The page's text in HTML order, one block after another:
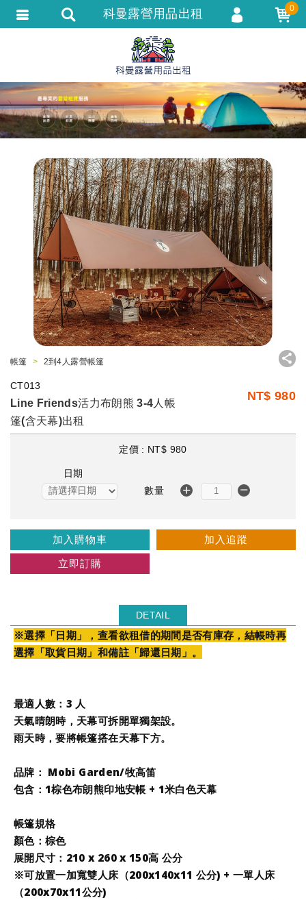
帳篷 2到4人露營帳篷
CT013
Line Friends活力布朗熊 3-4人帳
篷(含天幕)出租
NT$ 980
定價 : NT$ 980
日期
數量
加入購物車 加入追蹤
立即訂購
DETAIL
※選擇「日期」，查看欲租借的期間是否有庫存，結帳時再
選擇「取貨日期」和備註「歸還日期」。
最適人數：3 人
天氣晴朗時，天幕可拆開單獨架設。
雨天時，要將帳篷搭在天幕下方。
品牌 ： Mobi Garden/牧高笛
包含：1棕色布朗熊印地安帳 + 1米白色天幕
帳篷規格
顏色：棕色
展開尺寸：210 x 260 x 150高 公分
※可放置一加寬雙人床（200x140x11 公分) + 一單人床
（200x70x11公分)
科曼露營用品出租 0
會員登入
會員註冊
忘記密碼
訂單查詢
匯款通知